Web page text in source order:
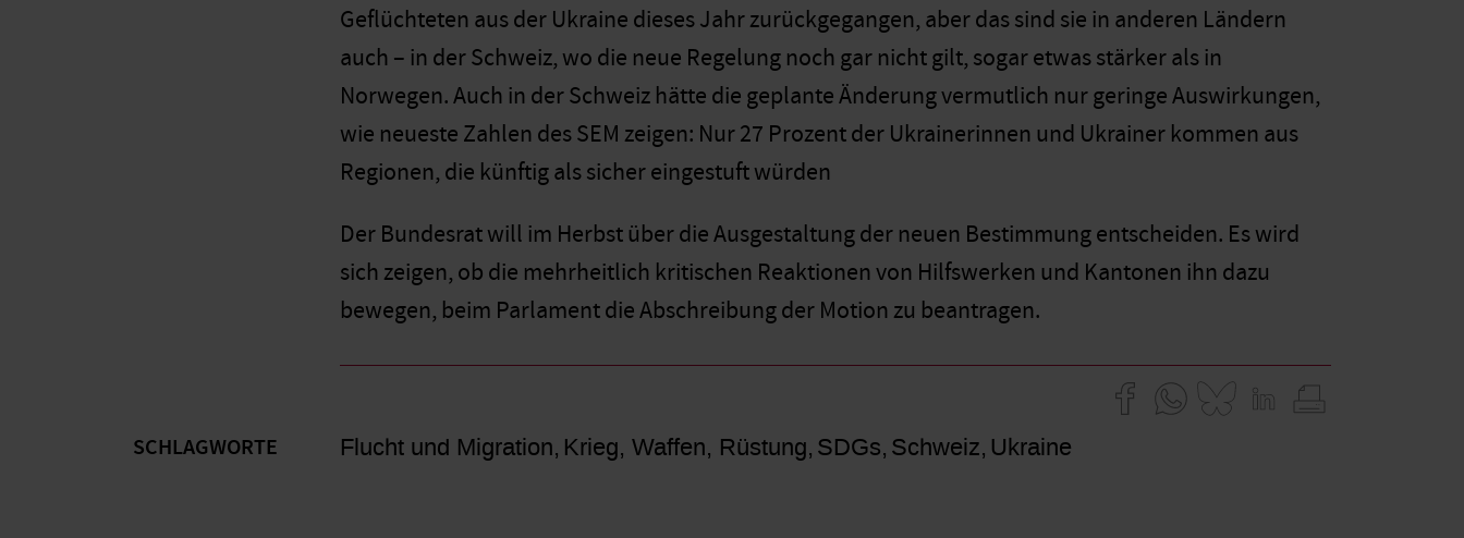
Geflüchteten aus der Ukraine dieses Jahr zurückgegangen, aber das sind sie in anderen Ländern
auch – in der Schweiz, wo die neue Regelung noch gar nicht gilt, sogar etwas stärker als in
Norwegen. Auch in der Schweiz hätte die geplante Änderung vermutlich nur geringe Auswirkungen,
wie neueste Zahlen des SEM zeigen: Nur 27 Prozent der Ukrainerinnen und Ukrainer kommen aus
Regionen, die künftig als sicher eingestuft würden
Der Bundesrat will im Herbst über die Ausgestaltung der neuen Bestimmung entscheiden. Es wird
sich zeigen, ob die mehrheitlich kritischen Reaktionen von Hilfswerken und Kantonen ihn dazu
bewegen, beim Parlament die Abschreibung der Motion zu beantragen.
SCHLAGWORTE Flucht und Migration Krieg, Waffen, Rüstung SDGs Schweiz Ukraine